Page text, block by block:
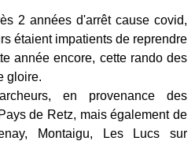
2 années d'arrêt cause covid,
étaient impatients de reprendre
année encore, cette rando des
gloire.
en provenance des
de Retz, mais également de
Montaigu, Les Lucs sur